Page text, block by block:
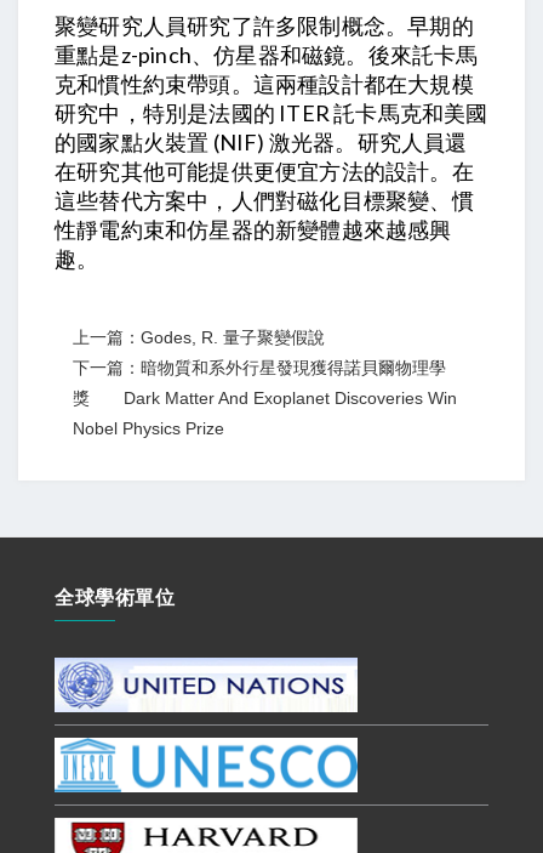
聚變研究人員研究了許多限制概念。早期的
重點是z-pinch、仿星器和磁鏡。後來託卡馬
克和慣性約束帶頭。這兩種設計都在大規模
研究中，特別是法國的 ITER 託卡馬克和美國
的國家點火裝置 (NIF) 激光器。研究人員還
在研究其他可能提供更便宜方法的設計。在
這些替代方案中，人們對磁化目標聚變、慣
性靜電約束和仿星器的新變體越來越感興
趣。
上一篇：Godes, R. 量子聚變假說
下一篇：暗物質和系外行星發現獲得諾貝爾物理學
獎 Dark Matter And Exoplanet Discoveries Win
Nobel Physics Prize
全球學術單位